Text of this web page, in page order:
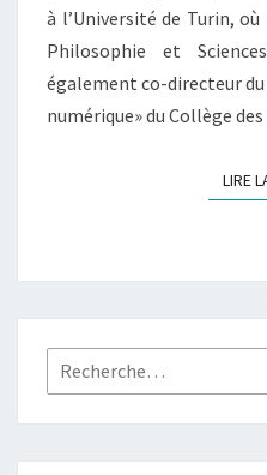
à l’Université de Turin,
Philosophie et
également co-directeur
numérique» du Collège
LIRE
Rechercher :